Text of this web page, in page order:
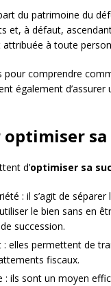
du patrimoine du
et, à défaut,
à toute
pour comprendre
également
sa
d’optimiser sa
: il s’agit de
le bien sans en
succession.
elles permettent de
fiscaux.
: ils sont un moyen